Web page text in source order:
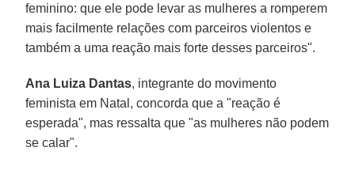
feminino: que ele pode levar as mulheres a romperem
mais facilmente relações com parceiros violentos e
também a uma reação mais forte desses parceiros".
Ana Luiza Dantas, integrante do movimento
feminista em Natal, concorda que a "reação é
esperada", mas ressalta que "as mulheres não podem
se calar".